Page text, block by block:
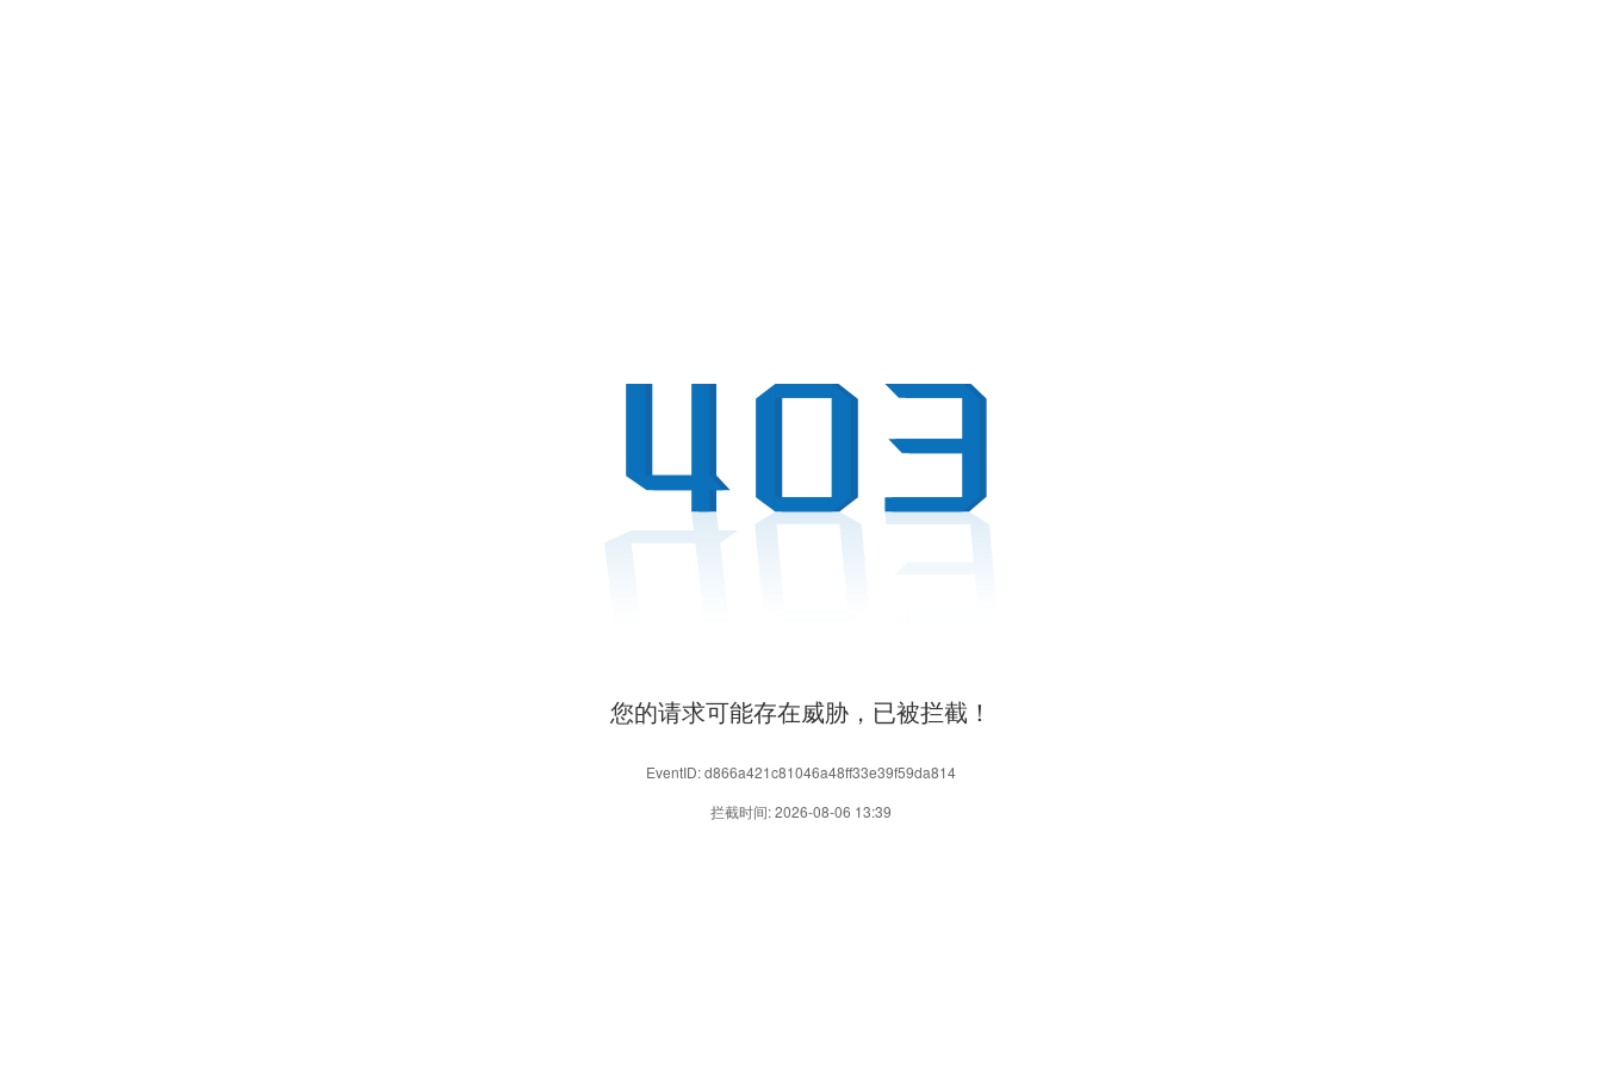
您的请求可能存在威胁，已被拦截！
EventID: d866a421c81046a48ff33e39f59da814
拦截时间: 2026-08-06 13:39